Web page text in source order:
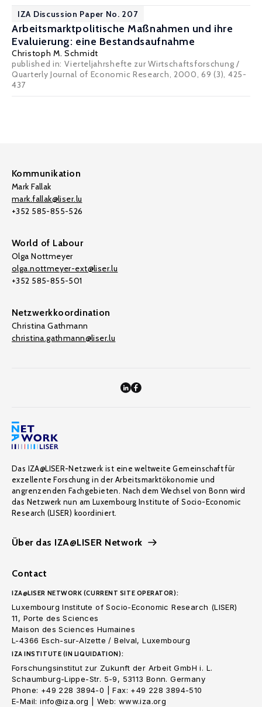
IZA Discussion Paper No. 207
Arbeitsmarktpolitische Maßnahmen und ihre
Evaluierung: eine Bestandsaufnahme
Christoph M. Schmidt
published in: Vierteljahrshefte zur Wirtschaftsforschung /
Quarterly Journal of Economic Research, 2000, 69 (3), 425-
437
Kommunikation
Mark Fallak
mark.fallak@liser.lu
+352 585-855-526
World of Labour
Olga Nottmeyer
olga.nottmeyer-ext@liser.lu
+352 585-855-501
Netzwerkkoordination
Christina Gathmann
christina.gathmann@liser.lu
Das IZA@LISER-Netzwerk ist eine weltweite Gemeinschaft für
exzellente Forschung in der Arbeitsmarktökonomie und
angrenzenden Fachgebieten. Nach dem Wechsel von Bonn wird
das Netzwerk nun am Luxembourg Institute of Socio-Economic
Research (LISER) koordiniert.
Über das IZA@LISER Network
Contact
IZA@LISER NETWORK (CURRENT SITE OPERATOR):
Luxembourg Institute of Socio-Economic Research (LISER)
11, Porte des Sciences
Maison des Sciences Humaines
L-4366 Esch-sur-Alzette / Belval, Luxembourg
IZA INSTITUTE (IN LIQUIDATION):
Forschungsinstitut zur Zukunft der Arbeit GmbH i. L.
Schaumburg-Lippe-Str. 5-9, 53113 Bonn. Germany
Phone: +49 228 3894-0 | Fax: +49 228 3894-510
E-Mail: info@iza.org | Web: www.iza.org